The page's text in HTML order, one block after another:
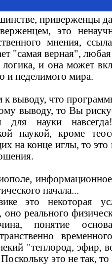
приверженцы
это
мнения,
"самая верная",
логика, и она может
и неделимого мира.
выводу, что
выводу, то Вы
для науки
наукой, кроме
на конце иглы, то
начала...
это некоторая
реального
понятие
"теплород, эфир,
это не так, то